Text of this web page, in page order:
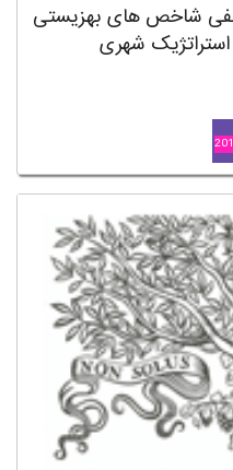
شاخص های بهزیستی
استراتژیک شهری